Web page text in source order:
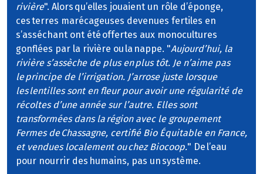
rivière". Alors qu’elles jouaient un rôle d’éponge,
ces terres marécageuses devenues fertiles en
s’asséchant ont été offertes aux monocultures
gonflées par la rivière ou la nappe. "Aujourd’hui, la
rivière s’assèche de plus en plus tôt. Je n’aime pas
le principe de l’irrigation. J’arrose juste lorsque
les lentilles sont en fleur pour avoir une régularité de
récoltes d’une année sur l’autre. Elles sont
transformées dans la région avec le groupement
Fermes de Chassagne, certifié Bio Équitable en France,
et vendues localement ou chez Biocoop." De l’eau
pour nourrir des humains, pas un système.